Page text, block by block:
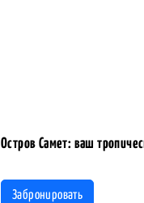
Остров Самет: ваш
Забронировать